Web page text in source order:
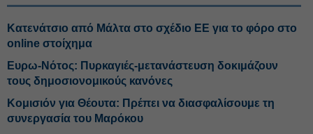
Κατενάτσιο από Μάλτα στο σχέδιο ΕΕ για το φόρο στο
online στοίχημα
Ευρω-Νότος: Πυρκαγιές-μετανάστευση δοκιμάζουν
τους δημοσιονομικούς κανόνες
Κομισιόν για Θέουτα: Πρέπει να διασφαλίσουμε τη
συνεργασία του Μαρόκου